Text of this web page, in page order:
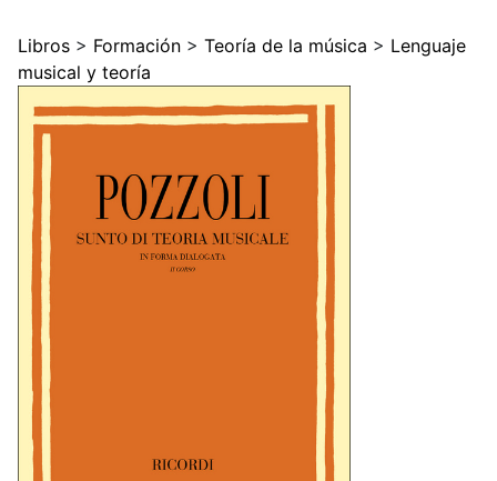
Libros > Formación > Teoría de la música > Lenguaje
musical y teoría